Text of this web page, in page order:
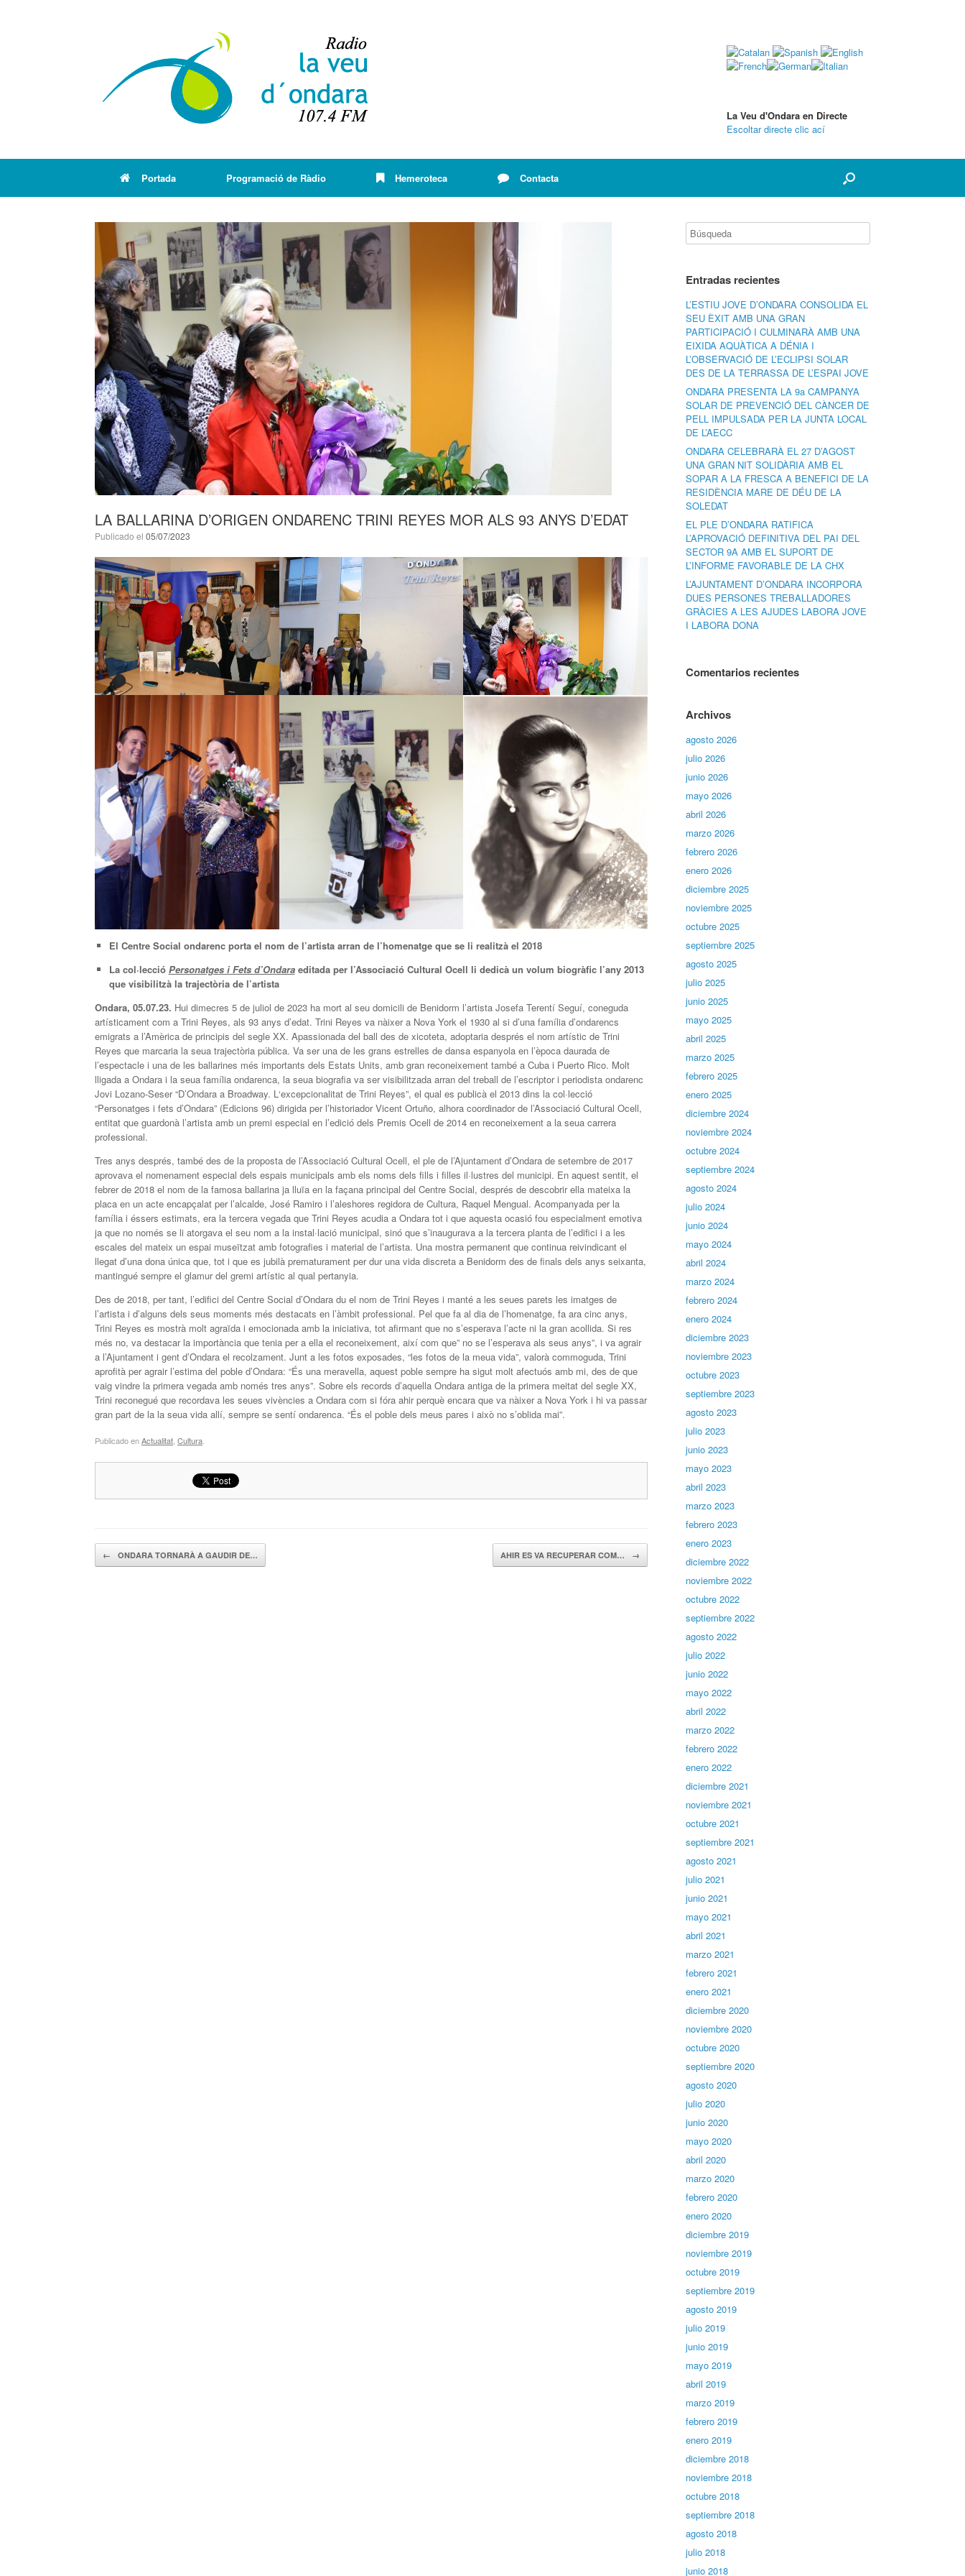
La Veu d'Ondara en Directe
Escoltar directe clic ací
Portada Programació de Ràdio Hemeroteca Contacta
LA BALLARINA D’ORIGEN ONDARENC TRINI REYES MOR ALS 93 ANYS D’EDAT
Publicado el 05/07/2023
El Centre Social ondarenc porta el nom de l’artista arran de l’homenatge que se li realitzà el 2018
La col·lecció Personatges i Fets d’Ondaraeditada per l’Associació Cultural Ocell li dedicà un volum biogràfic l’any 2013
que visibilitzà la trajectòria de l’artista
Ondara, 05.07.23. Hui dimecres 5 de juliol de 2023 ha mort al seu domicili de Benidorm l’artista Josefa Terentí Seguí, coneguda
artísticament com a Trini Reyes, als 93 anys d’edat. Trini Reyes va nàixer a Nova York el 1930 al si d’una família d’ondarencs
emigrats a l’Amèrica de principis del segle XX. Apassionada del ball des de xicoteta, adoptaria després el nom artístic de Trini
Reyes que marcaria la seua trajectòria pública. Va ser una de les grans estrelles de dansa espanyola en l’època daurada de
l’espectacle i una de les ballarines més importants dels Estats Units, amb gran reconeixement també a Cuba i Puerto Rico. Molt
lligada a Ondara i la seua família ondarenca, la seua biografia va ser visibilitzada arran del treball de l’escriptor i periodista ondarenc
Jovi Lozano-Seser “D’Ondara a Broadway. L‘excepcionalitat de Trini Reyes”, el qual es publicà el 2013 dins la col·lecció
“Personatges i fets d’Ondara” (Edicions 96) dirigida per l’historiador Vicent Ortuño, alhora coordinador de l’Associació Cultural Ocell,
entitat que guardonà l’artista amb un premi especial en l’edició dels Premis Ocell de 2014 en reconeixement a la seua carrera
professional.
Tres anys després, també des de la proposta de l’Associació Cultural Ocell, el ple de l’Ajuntament d’Ondara de setembre de 2017
aprovava el nomenament especial dels espais municipals amb els noms dels fills i filles il·lustres del municipi. En aquest sentit, el
febrer de 2018 el nom de la famosa ballarina ja lluïa en la façana principal del Centre Social, després de descobrir ella mateixa la
placa en un acte encapçalat per l’alcalde, José Ramiro i l’aleshores regidora de Cultura, Raquel Mengual. Acompanyada per la
família i éssers estimats, era la tercera vegada que Trini Reyes acudia a Ondara tot i que aquesta ocasió fou especialment emotiva
ja que no només se li atorgava el seu nom a la instal·lació municipal, sinó que s’inaugurava a la tercera planta de l’edifici i a les
escales del mateix un espai museïtzat amb fotografies i material de l’artista. Una mostra permanent que continua reivindicant el
llegat d’una dona única que, tot i que es jubilà prematurament per dur una vida discreta a Benidorm des de finals dels anys seixanta,
mantingué sempre el glamur del gremi artístic al qual pertanyia.
Des de 2018, per tant, l’edifici del Centre Social d’Ondara du el nom de Trini Reyes i manté a les seues parets les imatges de
l’artista i d’alguns dels seus moments més destacats en l’àmbit professional. Pel que fa al dia de l’homenatge, fa ara cinc anys,
Trini Reyes es mostrà molt agraïda i emocionada amb la iniciativa, tot afirmant que no s’esperava l’acte ni la gran acollida. Si res
més no, va destacar la importància que tenia per a ella el reconeixement, així com que” no se l’esperava als seus anys”, i va agrair
a l’Ajuntament i gent d’Ondara el recolzament. Junt a les fotos exposades, “les fotos de la meua vida”, valorà commoguda, Trini
aprofità per agrair l’estima del poble d’Ondara: “És una meravella, aquest poble sempre ha sigut molt afectuós amb mi, des de que
vaig vindre la primera vegada amb només tres anys”. Sobre els records d’aquella Ondara antiga de la primera meitat del segle XX,
Trini reconegué que recordava les seues vivències a Ondara com si fóra ahir perquè encara que va nàixer a Nova York i hi va passar
gran part de la la seua vida allí, sempre se sentí ondarenca. “És el poble dels meus pares i això no s’oblida mai”.
Publicado enActualitat Cultura
Navegador de artículos
← ONDARA TORNARÀ A GAUDIR DE… AHIR ES VA RECUPERAR COM… →
Entradas recientes
L’ESTIU JOVE D’ONDARA CONSOLIDA EL
SEU ÈXIT AMB UNA GRAN
PARTICIPACIÓ I CULMINARÀ AMB UNA
EIXIDA AQUÀTICA A DÉNIA I
L’OBSERVACIÓ DE L’ECLIPSI SOLAR
DES DE LA TERRASSA DE L’ESPAI JOVE
ONDARA PRESENTA LA 9a CAMPANYA
SOLAR DE PREVENCIÓ DEL CÀNCER DE
PELL IMPULSADA PER LA JUNTA LOCAL
DE L’AECC
ONDARA CELEBRARÀ EL 27 D’AGOST
UNA GRAN NIT SOLIDÀRIA AMB EL
SOPAR A LA FRESCA A BENEFICI DE LA
RESIDÈNCIA MARE DE DÉU DE LA
SOLEDAT
EL PLE D’ONDARA RATIFICA
L’APROVACIÓ DEFINITIVA DEL PAI DEL
SECTOR 9A AMB EL SUPORT DE
L’INFORME FAVORABLE DE LA CHX
L’AJUNTAMENT D’ONDARA INCORPORA
DUES PERSONES TREBALLADORES
GRÀCIES A LES AJUDES LABORA JOVE
I LABORA DONA
Comentarios recientes
Archivos
agosto 2026
julio 2026
junio 2026
mayo 2026
abril 2026
marzo 2026
febrero 2026
enero 2026
diciembre 2025
noviembre 2025
octubre 2025
septiembre 2025
agosto 2025
julio 2025
junio 2025
mayo 2025
abril 2025
marzo 2025
febrero 2025
enero 2025
diciembre 2024
noviembre 2024
octubre 2024
septiembre 2024
agosto 2024
julio 2024
junio 2024
mayo 2024
abril 2024
marzo 2024
febrero 2024
enero 2024
diciembre 2023
noviembre 2023
octubre 2023
septiembre 2023
agosto 2023
julio 2023
junio 2023
mayo 2023
abril 2023
marzo 2023
febrero 2023
enero 2023
diciembre 2022
noviembre 2022
octubre 2022
septiembre 2022
agosto 2022
julio 2022
junio 2022
mayo 2022
abril 2022
marzo 2022
febrero 2022
enero 2022
diciembre 2021
noviembre 2021
octubre 2021
septiembre 2021
agosto 2021
julio 2021
junio 2021
mayo 2021
abril 2021
marzo 2021
febrero 2021
enero 2021
diciembre 2020
noviembre 2020
octubre 2020
septiembre 2020
agosto 2020
julio 2020
junio 2020
mayo 2020
abril 2020
marzo 2020
febrero 2020
enero 2020
diciembre 2019
noviembre 2019
octubre 2019
septiembre 2019
agosto 2019
julio 2019
junio 2019
mayo 2019
abril 2019
marzo 2019
febrero 2019
enero 2019
diciembre 2018
noviembre 2018
octubre 2018
septiembre 2018
agosto 2018
julio 2018
junio 2018